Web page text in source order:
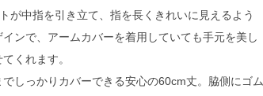
が中指を引き立て、指を長くきれいに見えるよう
インで、アームカバーを着用していても手元を美し
てくれます。
でしっかりカバーできる安心の60cm丈。脇側にゴム